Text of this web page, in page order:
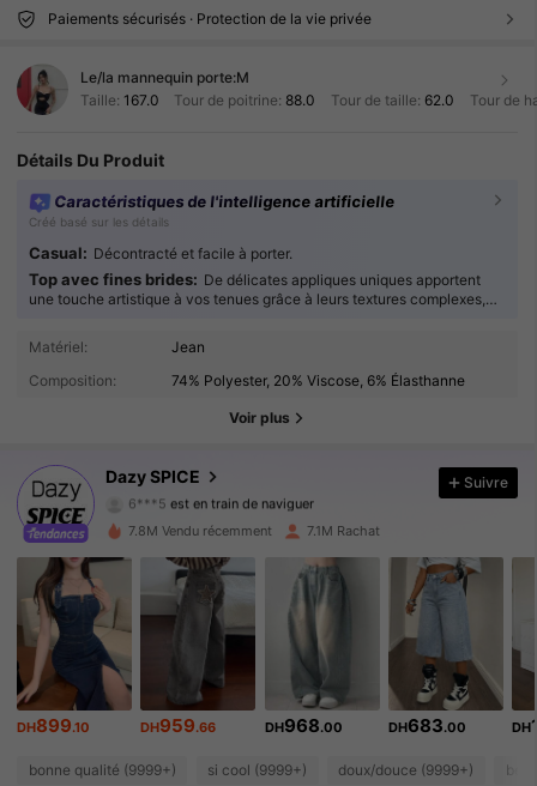
Paiements sécurisés · Protection de la vie privée
Le/la mannequin porte:M
Taille: 167.0 Tour de poitrine: 88.0 Tour de taille: 62.0 Tour de
Détails Du Produit
Caractéristiques de l'intelligence artificielle
Créé basé sur les détails
Casual: Décontracté et facile à porter.
Top avec fines brides: De délicates appliques uniques apportent
une touche artistique à vos tenues grâce à leurs textures complexes,
Matériel:
Jean
Composition:
74% Polyester, 20% Viscose, 6% Élasthanne
Voir plus
Dazy SPICE
2M Suiveurs
2M Suiveurs
6***5
4.91
2M Suiveurs
2M Suiveurs
4.91 2M Suiveurs
2M Suiveurs
4.91 2M Suiveurs
Suivre
7.8M Vendu récemment 7.1M Rachat
DH899.10 DH959.66 DH968.00 DH683.00 DH
bonne qualité (9999+) si cool (9999+) doux/douce (9999+)